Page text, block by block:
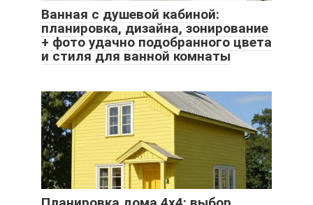
Ванная с душевой кабиной:
планировка, дизайна, зонирование
+ фото удачно подобранного цвета
и стиля для ванной комнаты